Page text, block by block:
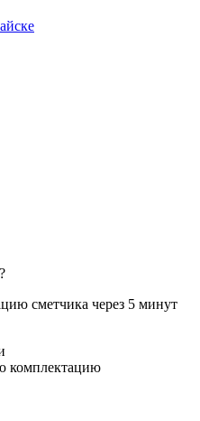
сметчика через 5 минут
комплектацию